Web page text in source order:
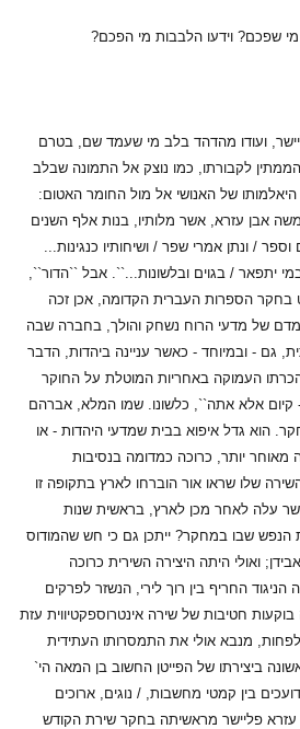
שפכם? וידעו הלבבות מי הפכם?
ועודו מהדהד בלב מי שעמד שם, בטרם
לקבורתו, כמו נוצק אל התמונה שבלב
של האנושי אל מול החומר האטום:
אבן עזרא, אשר מלותיו, בנות אלף השנים
/ ונתן אמרי שפר / ושיחותיו כנגינות...
יתפאר / בגוים ובלשונות...``. אבל ``הדור``,
בחקר הספרות העברית הקדומה, אכן זכה
של מדעי הרוח נשחק והולך, בחברה שבה
גם - ובמיוחד - כאשר עניינה ביהדות, הדבר
העמוקה באחריות המוטלת על החוקר
- קיום אלא אתה``, כלשונו. שמו המלא, אברהם
הוא גדל איפוא בבית שמדעי היהדות - או
מאוחר יותר, כרוכה כמדומה בנסיבות
שלו שראו אור הוברחו לארץ בתקופה זו
עלה לאחר מכן לארץ, בראשית שנות
שבו במחקר? ייתכן גם כי חש שהמודוס
ואולי היתה היצירה השירית כרוכה
החריף בין רוך לירי, הנשזר לפרקים
חטיבות של שירה אינטרוספקטיווית עזת
מנבא אולי את התמסרותו העתידית
ביצירתו של הפייטן החשוב בן המאה הי`
בין קמטי מחשבות, / נוגים, ארוכים
עזרא פליישר מראשיתה בחקר שירת הקודש